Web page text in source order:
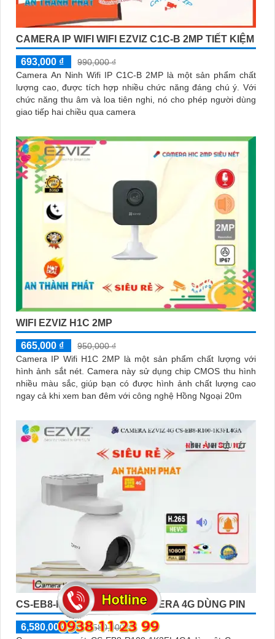
CAMERA IP WIFI WIFI EZVIZ C1C-B 2MP TIẾT KIỆM
693,000 ₫
990,000 ₫
Camera An Ninh Wifi IP C1C-B 2MP là một sản phẩm chất
lượng cao, được tích hợp nhiều chức năng đáng chú ý. Với
chức năng thu âm và loa tiên nghi, nó cho phép người dùng
giao tiếp hai chiều qua camera
WIFI EZVIZ H1C 2MP
665,000 ₫
950,000 ₫
Camera IP Wifi H1C 2MP là một sản phẩm chất lượng với
hình ảnh sắt nét. Camera này sử dụng chip CMOS thu hình
nhiều màu sắc, giúp bạn có được hình ảnh chất lượng cao
ngay cả khi xem ban đêm với công nghệ Hồng Ngoại 20m
CS-EB8-R100-1K3FL4GA CAMERA 4G DÙNG PIN
6,580,000 ₫
6,580,000 ₫